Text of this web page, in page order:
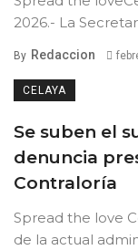
2026.- La
By Redaccion
CELAYA
Se suben el
denuncia
Contraloría
Spread the love
de la actual